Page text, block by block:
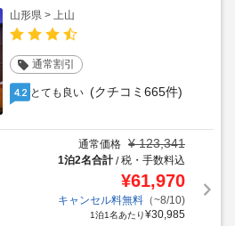
山形県 > 上山
通常割引
4.2 とても良い (クチコミ665件)
通常価格 ¥ 123,341
1泊2名合計/税・手数料込
¥61,970
キャンセル料無料（~8/10)
1泊1名あたり¥30,985